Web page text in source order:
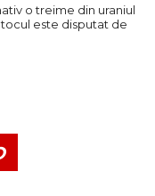
o treime din uraniul
este disputat de